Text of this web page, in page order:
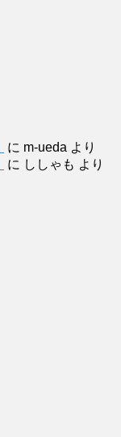
に m-ueda より
に ししゃも より